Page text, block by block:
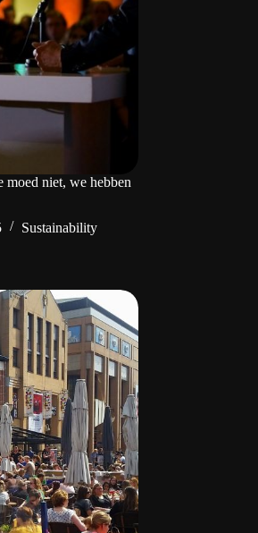
moed niet, we hebben
Sustainability